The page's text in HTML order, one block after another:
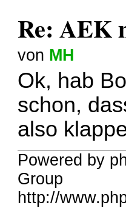
Re: AEK
von MH
Ok, hab
schon,
also
Powered by
Group
http://